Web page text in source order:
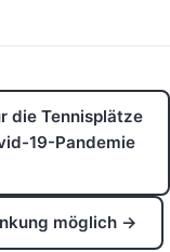
die Tennisplätze
19-Pandemie
möglich →